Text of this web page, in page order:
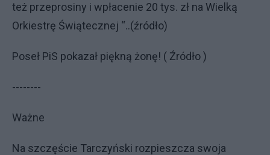
też przeprosiny i wpłacenie 20 tys. zł na Wielką
Orkiestrę Świątecznej “..(źródło)
Poseł PiS pokazał piękną żonę! ( Źródło )
--------
Ważne
Na szczęście Tarczyński rozpieszcza swoja